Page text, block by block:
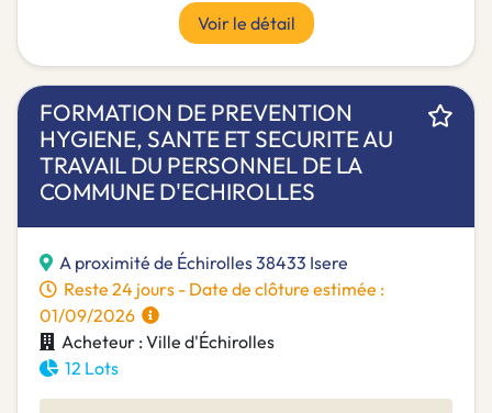
Voir le détail
FORMATION DE PREVENTION
HYGIENE, SANTE ET SECURITE AU
TRAVAIL DU PERSONNEL DE LA
COMMUNE D'ECHIROLLES
A proximité de Échirolles 38433 Isere
Reste 24 jours - Date de clôture estimée :
01/09/2026
Acheteur : Ville d'Échirolles
12 Lots